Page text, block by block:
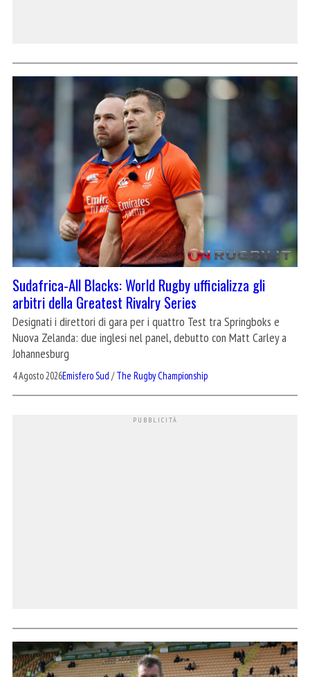
Sudafrica-All Blacks: World Rugby ufficializza gli
arbitri della Greatest Rivalry Series
Designati i direttori di gara per i quattro Test tra Springboks e
Nuova Zelanda: due inglesi nel panel, debutto con Matt Carley a
Johannesburg
4 Agosto 2026Emisfero Sud /The Rugby Championship